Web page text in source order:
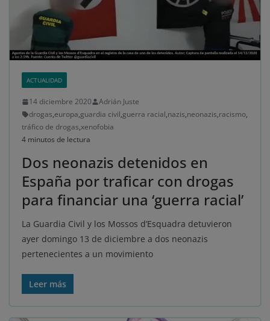
ACTUALIDAD
14 diciembre 2020
Adrián Juste
drogas,europa,guardia civil,guerra racial,nazis,neonazis,racismo,
tráfico de drogas,xenofobia
4 minutos de lectura
Dos neonazis detenidos en
España por traficar con drogas
para financiar una ‘guerra racial’
La Guardia Civil y los Mossos d’Esquadra detuvieron
ayer domingo 13 de diciembre a dos neonazis
pertenecientes a un movimiento
Leer más